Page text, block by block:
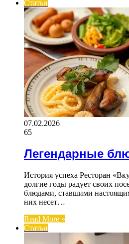
Статьи
07.02.2026
65
Легендарные
История успеха Ресторан
долгие годы радует своих
блюдами, ставшими
них несет…
Read More »
Статьи